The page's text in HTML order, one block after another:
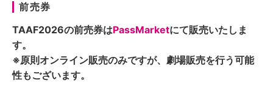
前売券
TAAF2026の前売券はPassMarketにて販売いたしま
す。
※原則オンライン販売のみですが、劇場販売を行う可能
性もございます。